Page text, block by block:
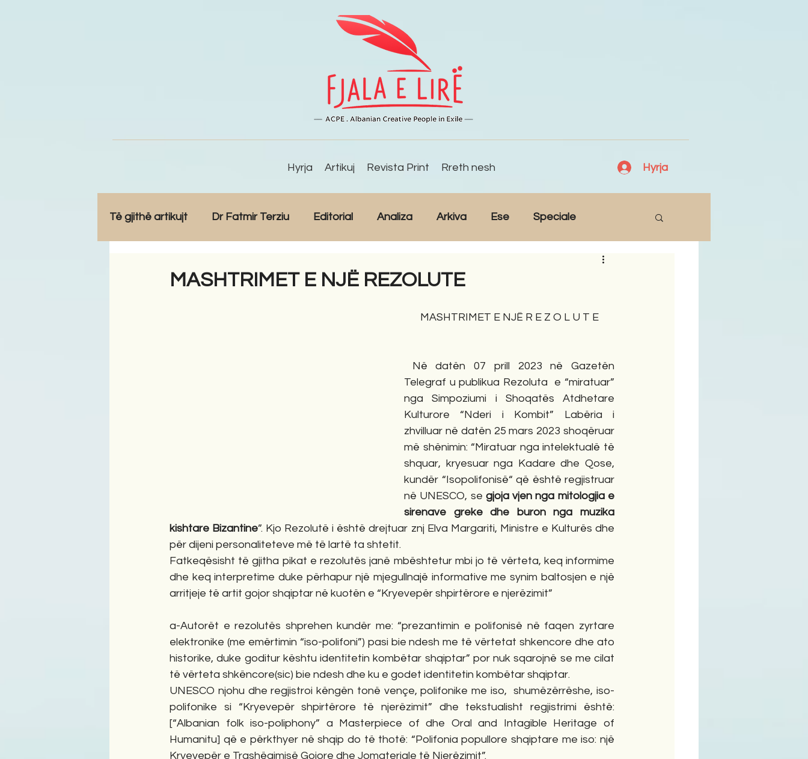
Hyrja Artikuj Revista Print Rreth nesh Hyrja
Të gjithë artikujt Dr Fatmir Terziu Editorial Analiza Arkiva Ese Speciale
English Përkthime
MASHTRIMET E NJË REZOLUTE
MASHTRIMET E NJË R E Z O L U T E
Telegraf u publikua Rezoluta  e “miratuar”
nga Simpoziumi i Shoqatës Atdhetare
Kulturore “Nderi i Kombit” Labëria i
zhvilluar në datën 25 mars 2023 shoqëruar
më shënimin: “Miratuar nga intelektualë të
shquar, kryesuar nga Kadare dhe Qose,
kundër “Isopolifonisë“ që është regjistruar
në UNESCO, se gjoja vjen nga mitologjia e
sirenave greke dhe buron nga muzika
kishtare Bizantine”. Kjo Rezolutë i është drejtuar znj Elva Margariti, Ministre e Kulturës dhe
për dijeni personaliteteve më të lartë ta shtetit.
Fatkeqësisht të gjitha pikat e rezolutës janë mbështetur mbi jo të vërteta, keq informime
dhe keq interpretime duke përhapur një mjegullnajë informative me synim baltosjen e një
arritjeje të artit gojor shqiptar në kuotën e “Kryevepër shpirtërore e njerëzimit”
a-Autorët e rezolutës shprehen kundër me: “prezantimin e polifonisë në faqen zyrtare
elektronike (me emërtimin “iso-polifoni”) pasi bie ndesh me të vërtetat shkencore dhe ato
historike, duke goditur kështu identitetin kombëtar shqiptar” por nuk sqarojnë se me cilat
të vërteta shkëncore(sic) bie ndesh dhe ku e godet identitetin kombëtar shqiptar.
UNESCO njohu dhe regjistroi këngën tonë vençe, polifonike me iso,  shumëzërrëshe, iso-
polifonike si “Kryevepër shpirtërore të njerëzimit” dhe tekstualisht regjistrimi është:
[“Albanian folk iso-poliphony” a Masterpiece of dhe Oral and Intagible Heritage of
Humanitu] që e përkthyer në shqip do të thotë: “Polifonia popullore shqiptare me iso: një
Kryevepër e Trashëgimisë Gojore dhe Jomateriale të Njerëzimit”.